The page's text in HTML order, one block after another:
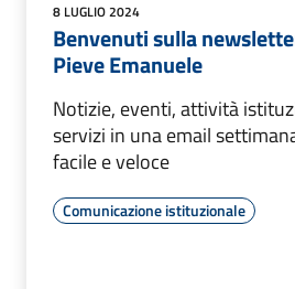
8 LUGLIO 2024
Benvenuti sulla
Pieve Emanuele
Notizie, eventi, attività
servizi in una email
facile e veloce
Comunicazione istituzionale